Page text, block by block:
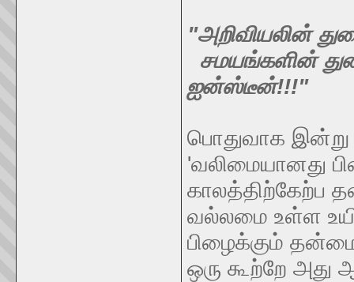
"அறிவியலின்
சமயங்களின்
ஐன்ஸ்டீன்!!!"
பொதுவாக இன்று
'வலிமையானது
காலத்திற்கேற்ப
வல்லமை உள்ள
பிழைக்கும்
ஒரு கூற்றே அது